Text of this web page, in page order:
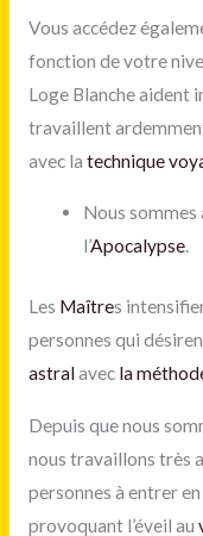
Vous accédez
fonction de votre
Loge Blanche aident
travaillent
avec la technique
Nous
l’Apocalypse.
Les Maîtres
personnes qui
astralavec la
Depuis que nous
nous travaillons très
personnes à entrer
provoquant l’éveil au